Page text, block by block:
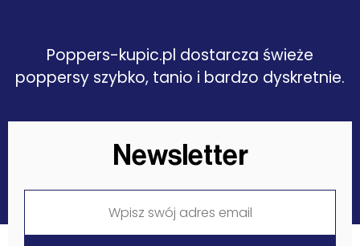
Poppers-kupic.pl dostarcza świeże
poppersy szybko, tanio i bardzo dyskretnie.
Newsletter